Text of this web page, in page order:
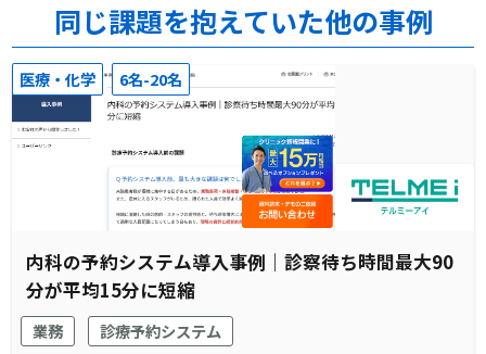
同じ課題を抱えていた他の事例
医療・化学 6名-20名
内科の予約システム導入事例｜診察待ち時間最大90
分が平均15分に短縮
業務
診療予約システム